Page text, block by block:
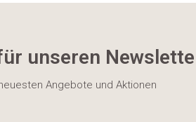
unseren
Angebote und Aktionen